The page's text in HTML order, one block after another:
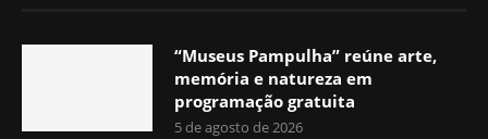
“Museus Pampulha” reúne arte,
memória e natureza em
programação gratuita
5 de agosto de 2026